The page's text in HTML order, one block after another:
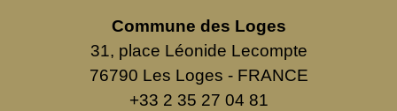
Commune des Loges
31, place Léonide Lecompte
76790 Les Loges - FRANCE
+33 2 35 27 04 81